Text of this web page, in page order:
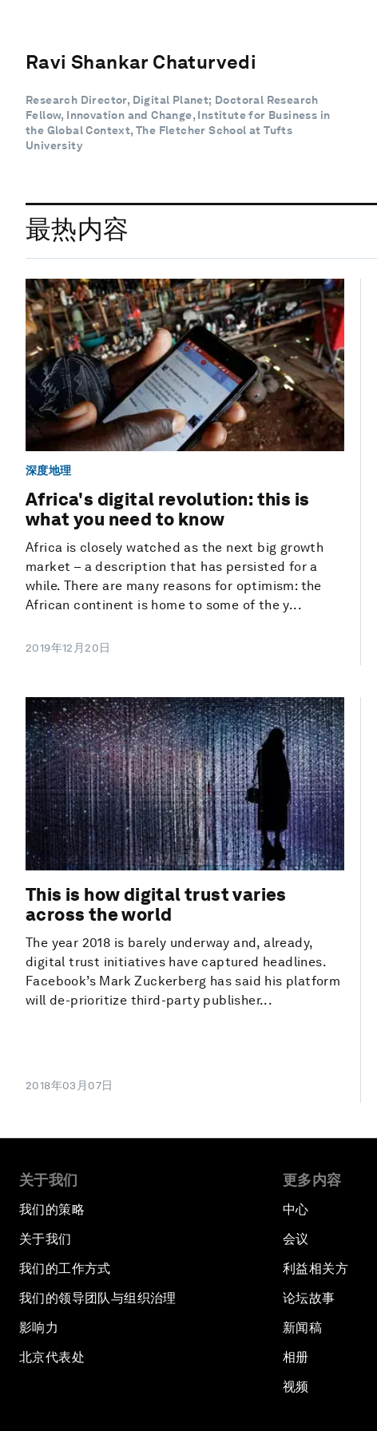
Ravi Shankar Chaturvedi
Research Director, Digital Planet; Doctoral Research
Fellow, Innovation and Change, Institute for Business in
the Global Context, The Fletcher School at Tufts
University
最热内容
深度地理
Africa's digital revolution: this is
what you need to know
Africa is closely watched as the next big growth
market – a description that has persisted for a
while. There are many reasons for optimism: the
African continent is home to some of the y...
2019年12月20日
This is how digital trust varies
across the world
The year 2018 is barely underway and, already,
digital trust initiatives have captured headlines.
Facebook’s Mark Zuckerberg has said his platform
will de-prioritize third-party publisher...
2018年03月07日
关于我们
我们的策略
关于我们
我们的工作方式
我们的领导团队与组织治理
影响力
北京代表处
更多内容
中心
会议
利益相关方
论坛故事
新闻稿
相册
视频